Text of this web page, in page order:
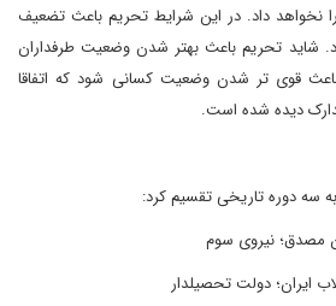
نخواهد داد. در این شرایط تحریم باعث تضعیف
تحریم باعث بهتر شدن وضعیت طرفداران
قوی تر شدن وضعیت کسانی شود که اتفاقا
دیده شده است.
به سه دوره تاریخی تقسیم کرد: